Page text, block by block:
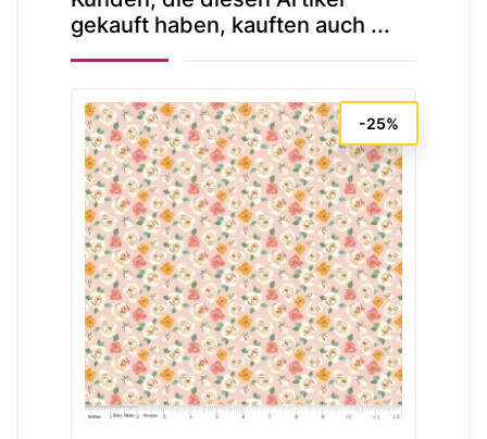
gekauft haben, kauften auch ...
-25%